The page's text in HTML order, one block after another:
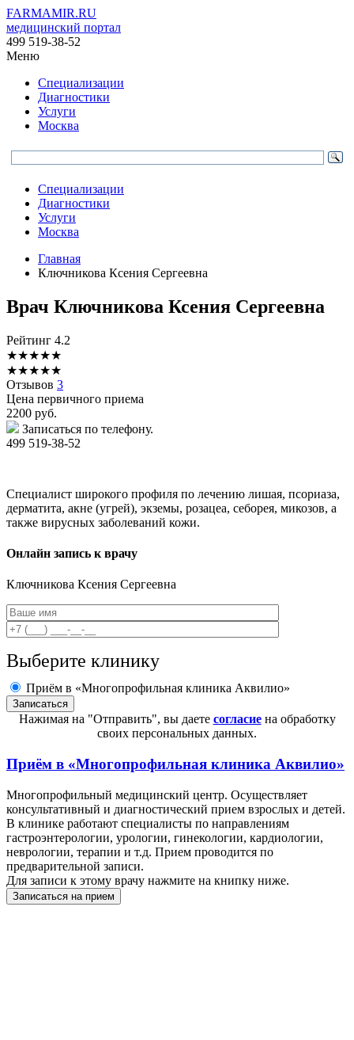
FARMAMIR.RU
медицинский портал
499 519-38-52
Меню
Специализации
Диагностики
Услуги
Москва
Специализации
Диагностики
Услуги
Москва
Главная
Ключникова Ксения Сергеевна
Врач Ключникова Ксения Сергеевна
Рейтинг 4.2
★★★★★
★★★★★
Отзывов 3
Цена первичного приема
2200 руб.
Записаться по телефону.
499 519-38-52
Специалист широкого профиля по лечению лишая, псориаза,
дерматита, акне (угрей), экземы, розацеа, себорея, микозов, а
также вирусных заболеваний кожи.
Онлайн запись к врачу
Ключникова Ксения Сергеевна
Выберите клинику
Приём в «Многопрофильная клиника Аквилио»
Нажимая на "Отправить", вы даете согласиена обработку
своих персональных данных.
Приём в «Многопрофильная клиника Аквилио»
Многопрофильный медицинский центр. Осуществляет
консультативный и диагностический прием взрослых и детей.
В клинике работают специалисты по направлениям
гастроэнтерологии, урологии, гинекологии, кардиологии,
неврологии, терапии и т.д. Прием проводится по
предварительной записи.
Для записи к этому врачу нажмите на книпку ниже.
Записаться на прием